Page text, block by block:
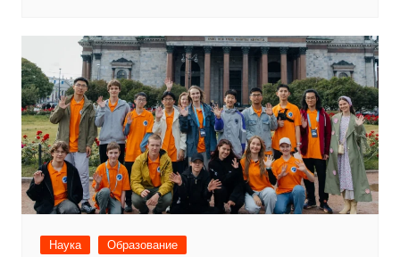
Наука Образование